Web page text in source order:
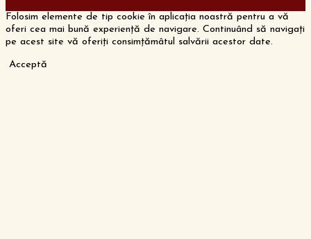
Folosim elemente de tip cookie în aplicația noastră pentru a vă
oferi cea mai bună experiență de navigare. Continuând să navigați
pe acest site vă oferiți consimțămâtul salvării acestor date.
Acceptă